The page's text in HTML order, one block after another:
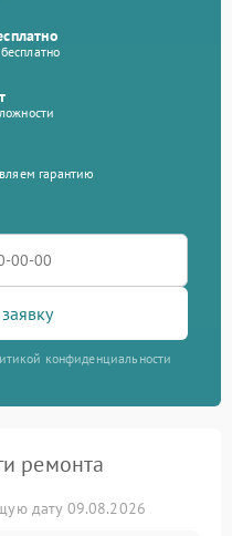
гарантию
конфиденциальности
ремонта
дату 09.08.2026